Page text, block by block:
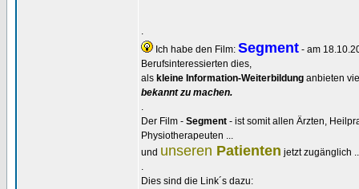
.
Ich habe den Film: Segment - am
Berufsinteressierten dies,
als kleine Information-Weiterbildung anbieten
bekannt zu machen.
.
Der Film - Segment - ist somit allen Ärzten,
Physiotherapeuten ...
und unseren Patienten jetzt zugänglich
.
Dies sind die Link´s dazu: